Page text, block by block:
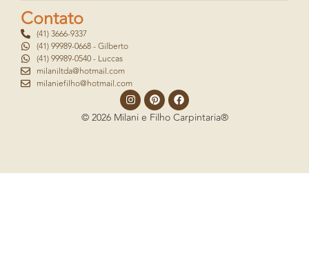
Contato
(41) 3666-9337
(41) 99989-0668 - Gilberto
(41) 99989-0540 - Luccas
milaniltda@hotmail.com
milaniefilho@hotmail.com
© 2026 Milani e Filho Carpintaria®